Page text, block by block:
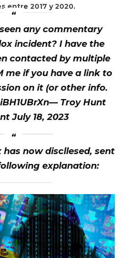
entre 2017 y 2020.
any commentary
incident? I have the
contacted by multiple
me if you have a link to
on it (or other info.
Troy Hunt
July 18, 2023
has now discllesed, sent
explanation: